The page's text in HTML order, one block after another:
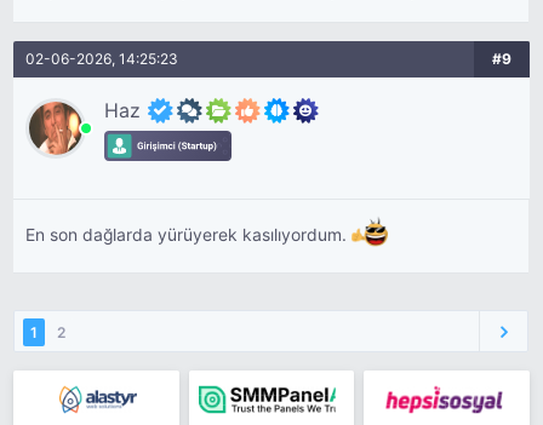
02-06-2026, 14:25:23 #9
Haz
En son dağlarda yürüyerek kasılıyordum.
1 2